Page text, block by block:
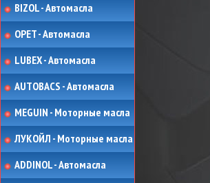
BIZOL - Автомасла
OPET - Автомасла
LUBEX - Автомасла
AUTOBACS - Автомасла
MEGUIN - Моторные масла
ЛУКОЙЛ - Моторные масла
ADDINOL - Автомасла